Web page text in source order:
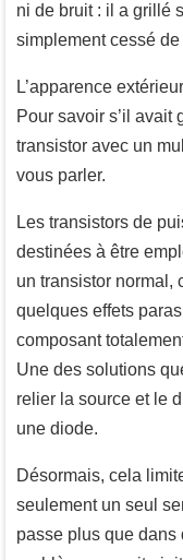
ni de bruit : il a grillé
simplement cessé
L’apparence
Pour savoir s’il avait
transistor avec un
vous parler.
Les transistors de
destinées à être
un transistor normal,
quelques effets
composant
Une des solutions
relier la source et le
une diode.
Désormais, cela
seulement un seul
passe plus que dans